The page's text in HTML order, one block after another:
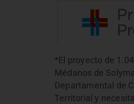
*El proyecto de
Médanos de
Departamental de
Territorial y